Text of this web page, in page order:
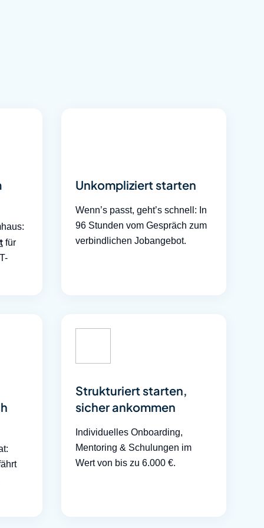
für
Unkompliziert starten
Wenn’s passt, geht’s schnell: In
96 Stunden vom Gespräch zum
verbindlichen Jobangebot.
Strukturiert starten,
sicher ankommen
Individuelles Onboarding,
Mentoring & Schulungen im
Wert von bis zu 6.000 €.